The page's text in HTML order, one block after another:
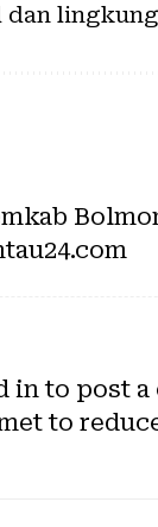
dan
in to post a
to